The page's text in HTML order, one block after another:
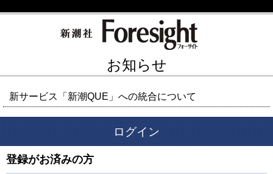
お知らせ
新サービス「新潮QUE」への統合について
ログイン
登録がお済みの方